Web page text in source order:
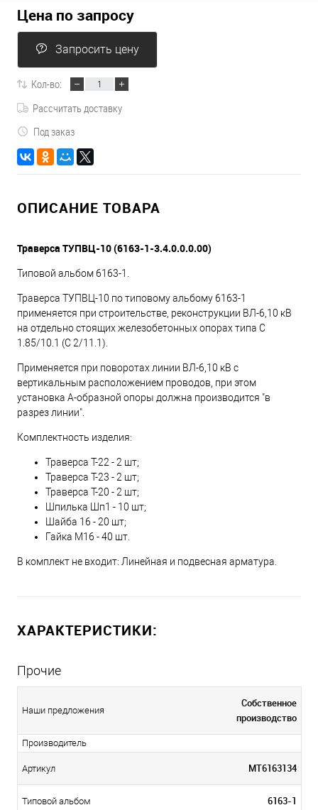
Цена по запросу
Запросить цену
Кол-во:
Рассчитать доставку
Под заказ
ОПИСАНИЕ ТОВАРА
Траверса ТУПВЦ-10 (6163-1-3.4.0.0.0.00)
Типовой альбом 6163-1.
Траверса ТУПВЦ-10 по типовому альбому 6163-1
применяется при строительстве, реконструкции ВЛ-6,10 кВ
на отдельно стоящих железобетонных опорах типа С
1.85/10.1 (С 2/11.1).
Применяется при поворотах линии ВЛ-6,10 кВ с
вертикальным расположением проводов, при этом
установка А-образной опоры должна производится "в
разрез линии".
Комплектность изделия:
Траверса Т-22 - 2 шт;
Траверса Т-23 - 2 шт;
Траверса Т-20 - 2 шт;
Шпилька Шп1 - 10 шт;
Шайба 16 - 20 шт;
Гайка М16 - 40 шт.
В комплект не входит: Линейная и подвесная арматура.
ХАРАКТЕРИСТИКИ:
Прочие
Наши предложения
Собственное
производство
Производитель
Артикул МТ6163134
Типовой альбом 6163-1